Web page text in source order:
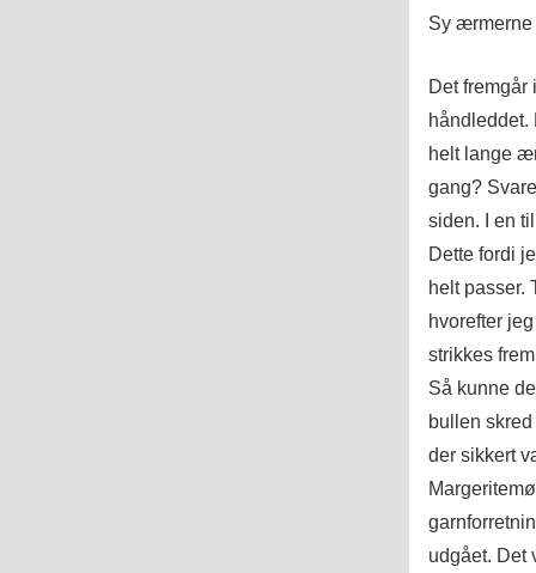
Sy ærmerne
Det
helt lange
gang?
siden. I en
Dette fordi
helt passer.
hvorefter
strikkes
Så kunne
bullen
der sikkert
udgået. Det